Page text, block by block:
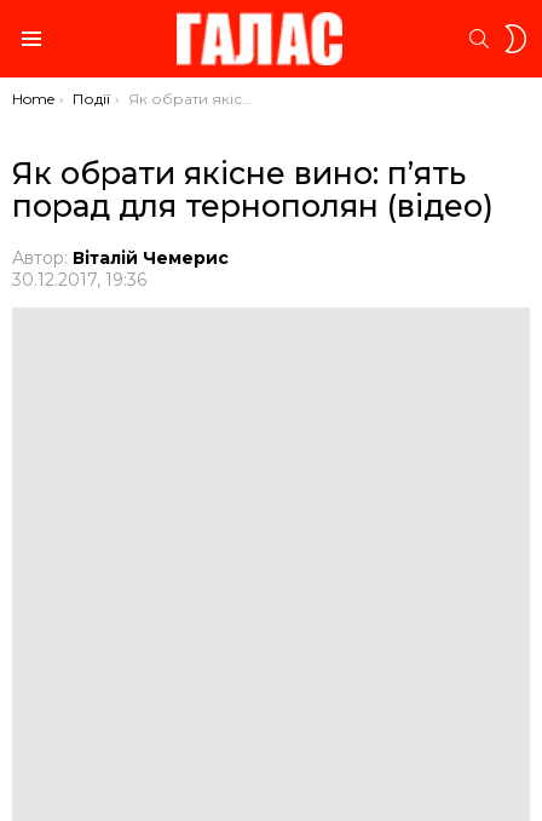
You are here:
Home Події Як обрати якісне вино: п’ять порад для тернополян (відео)
Як обрати якісне вино: п’ять
порад для тернополян (відео)
Автор: Віталій Чемерис
30.12.2017, 19:36